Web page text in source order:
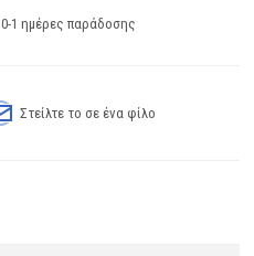
0-1 ημέρες παράδοσης
Στείλτε το σε ένα φίλο